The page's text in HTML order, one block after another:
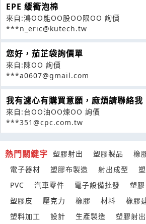
EPE 緩衝泡棉
來自:鴻OO能OO股OO限OO 詢價
***n_eric@kutech.tw
您好，茄芷袋詢價單
來自:陳OO 詢價
***a0607@gmail.com
我有濾心有購買意願，麻煩請聯絡我
來自:台OO油OO煉OO 詢價
***351@cpc.com.tw
熱門關鍵字 塑膠射出 塑膠製品 橡
電子器材
塑膠布製造 射出成型
PVC
汽車零件 電子設備批發 塑膠
塑膠皮
壓克力 橡膠 材料 橡膠
塑料加工
設計 生產製造 塑膠射